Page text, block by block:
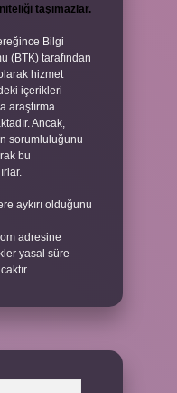
taşımazlar.
Bilgi
(BTK) tarafından
hizmet
içerikleri
araştırma
Ancak,
sorumluluğunu
bu
aykırı olduğunu
adresine
yasal süre